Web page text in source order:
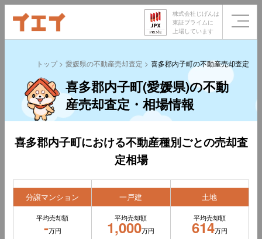
株式会社じげんは
東証プライムに
上場しています
トップ 愛媛県の不動産売却査定 喜多郡内子町の不動産売却査定
喜多郡内子町(愛媛県)の不動
産売却査定・相場情報
喜多郡内子町における不動産種別ごとの売却査
定相場
分譲マンション
平均売却額
-万円
一戸建
平均売却額
1,000万円
土地
平均売却額
614万円